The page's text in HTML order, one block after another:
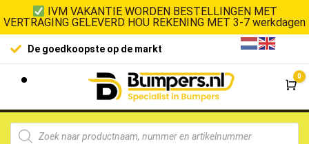
IVM VAKANTIE WORDEN BESTELLINGEN MET
VERTRAGING GELEVERD HOU REKENING MET 3-7 werkdagen
De goedkoopste op de markt
0